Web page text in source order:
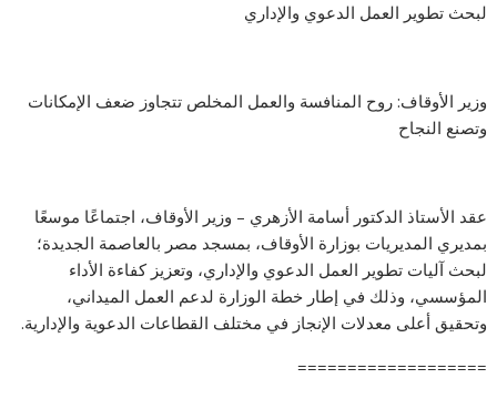
لبحث تطوير العمل الدعوي والإداري
وزير الأوقاف: روح المنافسة والعمل المخلص تتجاوز ضعف الإمكانات
وتصنع النجاح
عقد الأستاذ الدكتور أسامة الأزهري – وزير الأوقاف، اجتماعًا موسعًا
بمديري المديريات بوزارة الأوقاف، بمسجد مصر بالعاصمة الجديدة؛
لبحث آليات تطوير العمل الدعوي والإداري، وتعزيز كفاءة الأداء
المؤسسي، وذلك في إطار خطة الوزارة لدعم العمل الميداني،
وتحقيق أعلى معدلات الإنجاز في مختلف القطاعات الدعوية والإدارية.
===================